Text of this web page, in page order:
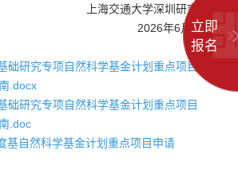
立即
报名
上海交通大学深圳研究院
2026年6月1日
础研究专项自然科学基金计划重点项目
.docx
础研究专项自然科学基金计划重点项目
.doc
基自然科学基金计划重点项目申请